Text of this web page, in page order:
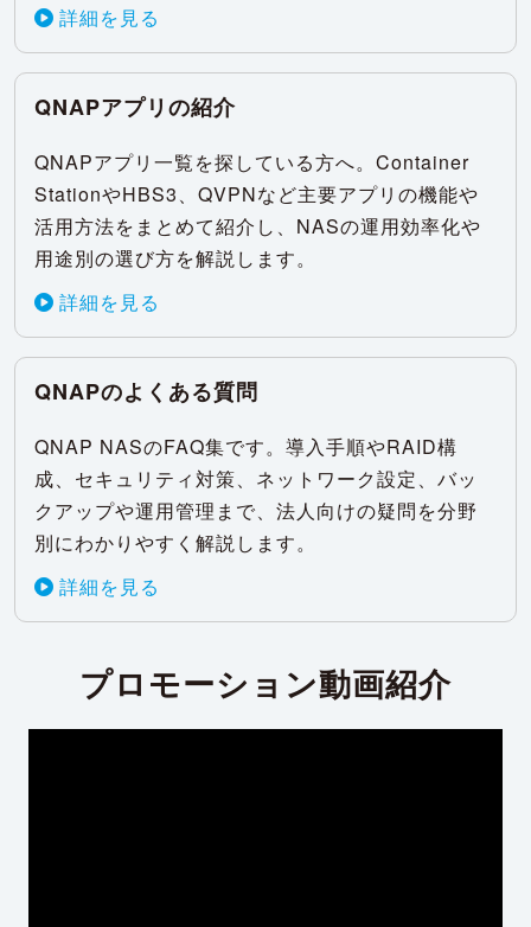
詳細を見る
QNAPアプリの紹介
QNAPアプリ一覧を探している方へ。Container
StationやHBS3、QVPNなど主要アプリの機能や
活用方法をまとめて紹介し、NASの運用効率化や
用途別の選び方を解説します。
詳細を見る
QNAPのよくある質問
QNAP NASのFAQ集です。導入手順やRAID構
成、セキュリティ対策、ネットワーク設定、バッ
クアップや運用管理まで、法人向けの疑問を分野
別にわかりやすく解説します。
詳細を見る
プロモーション動画紹介